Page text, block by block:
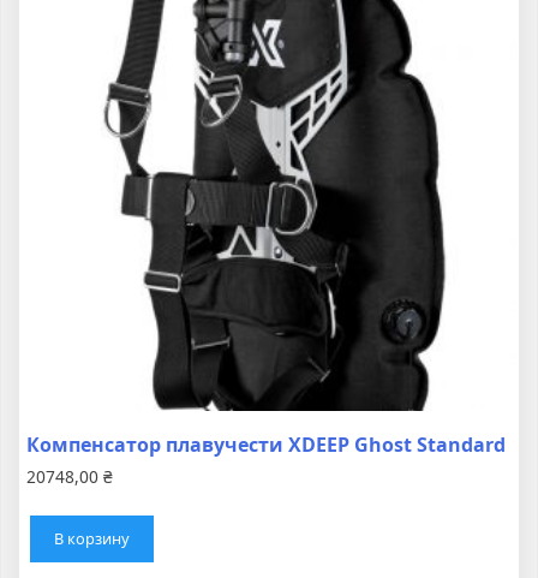
Компенсатор плавучести XDEEP Ghost Standard
20748,00 ₴
В корзину